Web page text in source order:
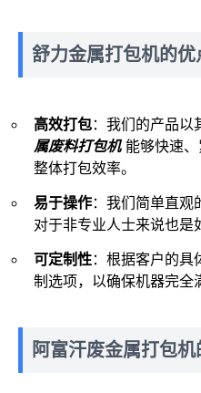
舒力金属打包机的优
高效打包：我们的产品以
属废料打包机能够快速、
整体打包效率。
易于操作：我们简单直观
对于非专业人士来说也是
可定制性：根据客户的具
制选项，以确保机器完全
阿富汗废金属打包